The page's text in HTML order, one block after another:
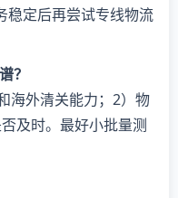
稳定后再尝试专线物流
？
海外清关能力；2）物
及时。最好小批量测